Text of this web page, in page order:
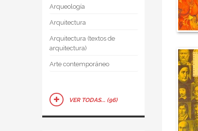
Arqueología
Arquitectura
Arquitectura (textos de
arquitectura)
Arte contemporáneo
VER TODAS... (96)